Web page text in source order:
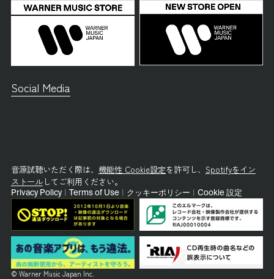
Social Media
音源試聴いただく際は、 機能性 Cookie設定を許可し、 Spotifyをイン
ストールしてご利用ください。
Privacy Policy Terms of Use クッキーポリシー Cookie 設定
© Warner Music Japan Inc.